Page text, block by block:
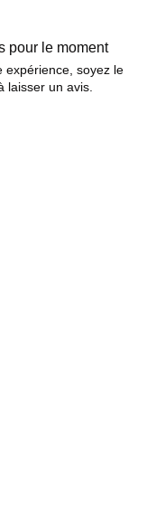
pour le moment
expérience, soyez le
laisser un avis.